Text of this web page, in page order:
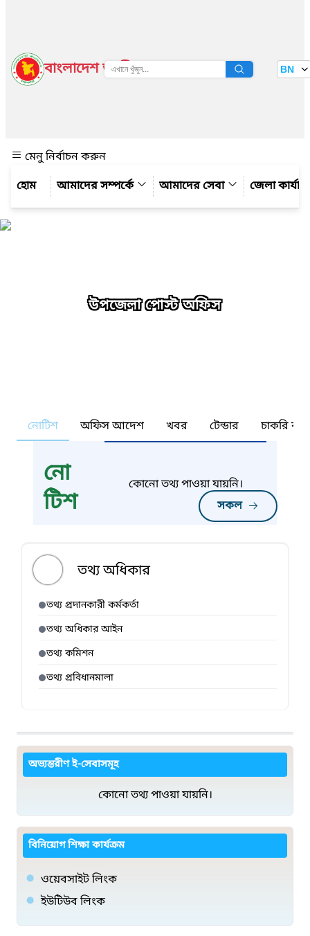
বাংলাদেশ জাতীয় তথ্য বাতায়ন BN
মেনু নির্বাচন করুন
আমাদের সম্পর্কে
আমাদের সেবা জেলা
উপজেলা পোস্ট অফিস
নোটিশ অফিস আদেশ খবর টেন্ডার চাকরি
নো
টিশ
সকল
কোনো তথ্য পাওয়া যায়নি।
তথ্য অধিকার
তথ্য প্রদানকারী কর্মকর্তা
তথ্য অধিকার আইন
তথ্য কমিশন
তথ্য প্রবিধানমালা
অভ্যন্তরীণ ই-সেবাসমূহ
কোনো তথ্য পাওয়া যায়নি।
বিনিয়োগ শিক্ষা কার্যক্রম
ওয়েবসাইট লিংক
ইউটিউব লিংক